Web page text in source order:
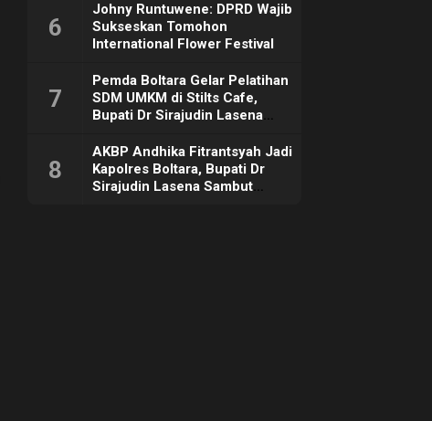
6
Johny Runtuwene: DPRD Wajib
Sukseskan Tomohon
International Flower Festival
7
Pemda Boltara Gelar Pelatihan
SDM UMKM di Stilts Cafe,
Bupati Dr Sirajudin Lasena
Dorong Ekonomi Daerah
8
AKBP Andhika Fitrantsyah Jadi
Kapolres Boltara, Bupati Dr
Sirajudin Lasena Sambut